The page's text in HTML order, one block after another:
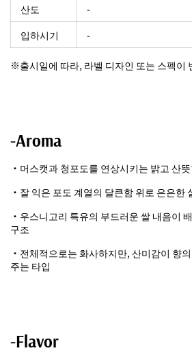
산도
-
입하시기
-
※출시일에 따라, 라벨 디자인 또는 스펙이
-Aroma
・머스캣과 청포도를 연상시키는 밝고 산
・잘 익은 포도 계열의 달큰함 위로 은은한
・우스니고리 특유의 부드러운 쌀 내음이
구조
・전체적으로는 화사하지만, 산미감이 향
주는 타입
-Flavor